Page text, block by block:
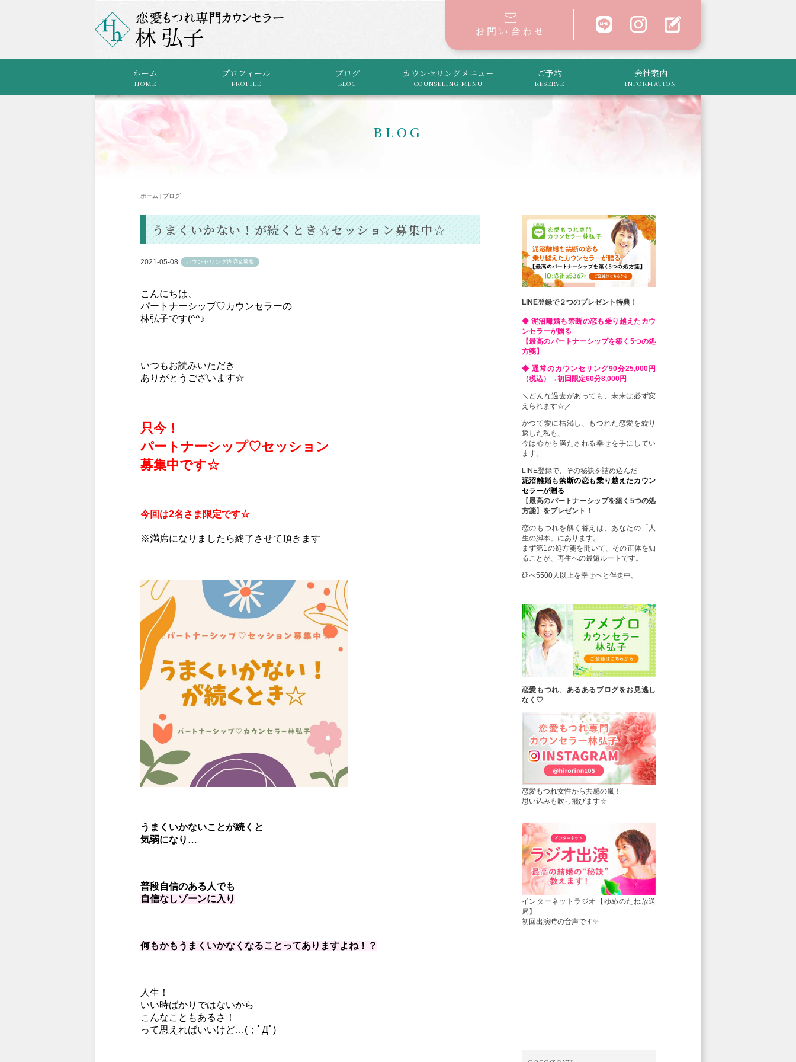
お問い合わせ
ホーム
HOME
プロフィール
PROFILE
ブログ
BLOG
カウンセリングメニュー
COUNSELING MENU
ご予約
RESERVE
会社案内
INFORMATION
BLOG
ホーム | ブログ
うまくいかない！が続くとき☆セッション募集中☆
2021-05-08 カウンセリング内容&募集
こんにちは、
パートナーシップ♡カウンセラーの
林弘子です(^^♪
いつもお読みいただき
ありがとうございます☆
只今！
パートナーシップ♡セッション
募集中です☆
今回は2名さま限定です☆
※満席になりましたら終了させて頂きます
うまくいかないことが続くと
気弱になり…
普段自信のある人でも
自信なしゾーンに入り
何もかもうまくいかなくなることってありますよね！？
人生！
いい時ばかりではないから
こんなこともあるさ！
って思えればいいけど…(；ﾟДﾟ)
LINE登録で２つのプレゼント特典！
◆ 泥沼離婚も禁断の恋も乗り越えたカウ
ンセラーが贈る
【最高のパートナーシップを築く5つの処
方箋】
◆ 通常のカウンセリング90分25,000円
（税込）→初回限定60分8,000円
＼どんな過去があっても、未来は必ず変
えられます☆／
かつて愛に枯渇し、もつれた恋愛を繰り
返した私も、
今は心から満たされる幸せを手にしてい
ます。
LINE登録で、その秘訣を詰め込んだ
泥沼離婚も禁断の恋も乗り越えたカウン
セラーが贈る
【最高のパートナーシップを築く5つの処
方箋】 をプレゼント！
恋のもつれを解く答えは、あなたの「人
生の脚本」にあります。
まず第1の処方箋を開いて、その正体を知
ることが、再生への最短ルートです。
延べ5500人以上を幸せヘと伴走中。
恋愛もつれ、あるあるブログをお見逃し
なく♡
恋愛もつれ女性から共感の嵐！
思い込みも吹っ飛びます☆
インターネットラジオ【ゆめのたね放送
局】
初回出演時の音声です✨